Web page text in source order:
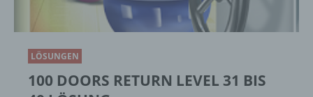
LÖSUNGEN
100 DOORS RETURN LEVEL 31 BIS